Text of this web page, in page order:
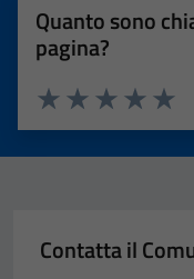
Quanto sono
pagina?
Valuta 4
Valuta 3
Valuta 2 stelle
Valuta 1 stelle su 5
Contatta il